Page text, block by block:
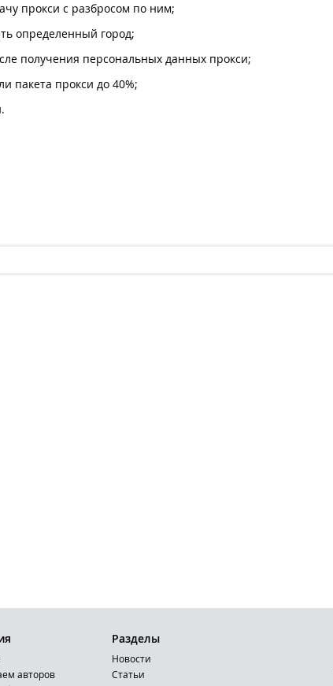
прокси с разбросом по ним;
определенный город;
получения персональных данных прокси;
пакета прокси до 40%;
авторов
Разделы
Новости
Статьи